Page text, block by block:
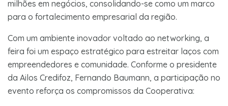
milhões em negócios, consolidando-se como um marco
para o fortalecimento empresarial da região.
Com um ambiente inovador voltado ao networking, a
feira foi um espaço estratégico para estreitar laços com
empreendedores e comunidade. Conforme o presidente
da Ailos Credifoz, Fernando Baumann, a participação no
evento reforça os compromissos da Cooperativa: